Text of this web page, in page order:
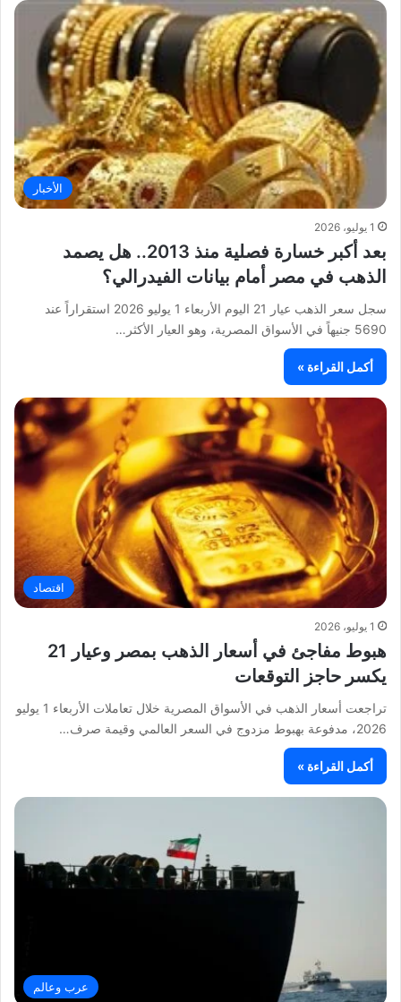
الأخبار
1 يوليو، 2026
بعد أكبر خسارة فصلية منذ 2013.. هل يصمد
الذهب في مصر أمام بيانات الفيدرالي؟
سجل سعر الذهب عيار 21 اليوم الأربعاء 1 يوليو 2026 استقراراً عند
5690 جنيهاً في الأسواق المصرية، وهو العيار الأكثر…
أكمل القراءة »
اقتصاد
1 يوليو، 2026
هبوط مفاجئ في أسعار الذهب بمصر وعيار 21
يكسر حاجز التوقعات
تراجعت أسعار الذهب في الأسواق المصرية خلال تعاملات الأربعاء 1 يوليو
2026، مدفوعة بهبوط مزدوج في السعر العالمي وقيمة صرف…
أكمل القراءة »
عرب وعالم